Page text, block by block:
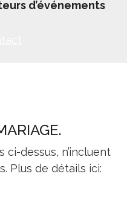
d’événements
dessus, n’incluent
Plus de détails ici: